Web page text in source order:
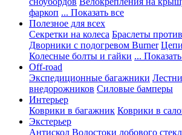
фаркоп ... Показать все
Полезное для всех
Секретки на колеса Браслеты
Дворники с подогревом Burner
Колесные болты и гайки ...
Off-road
Экспедиционные багажники
внедорожников Силовые бамперы
Интерьер
Коврики в багажник Коврики в
Экстерьер
Антискол Водостоки лобового